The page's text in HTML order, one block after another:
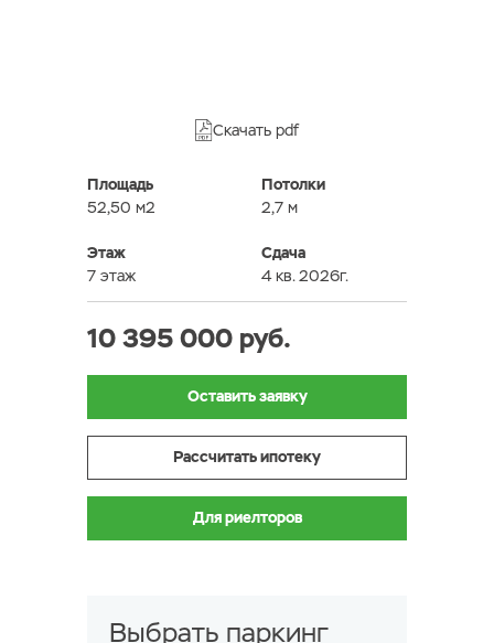
Скачать pdf
Площадь
52,50 м2
Потолки
2,7 м
Этаж
7 этаж
Сдача
4 кв. 2026г.
10 395 000 руб.
Оставить заявку
Рассчитать ипотеку
Для риелторов
Выбрать паркинг